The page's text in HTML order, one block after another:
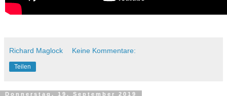
Richard Maglock Keine Kommentare:
Teilen
Donnerstag, 19. September 2019